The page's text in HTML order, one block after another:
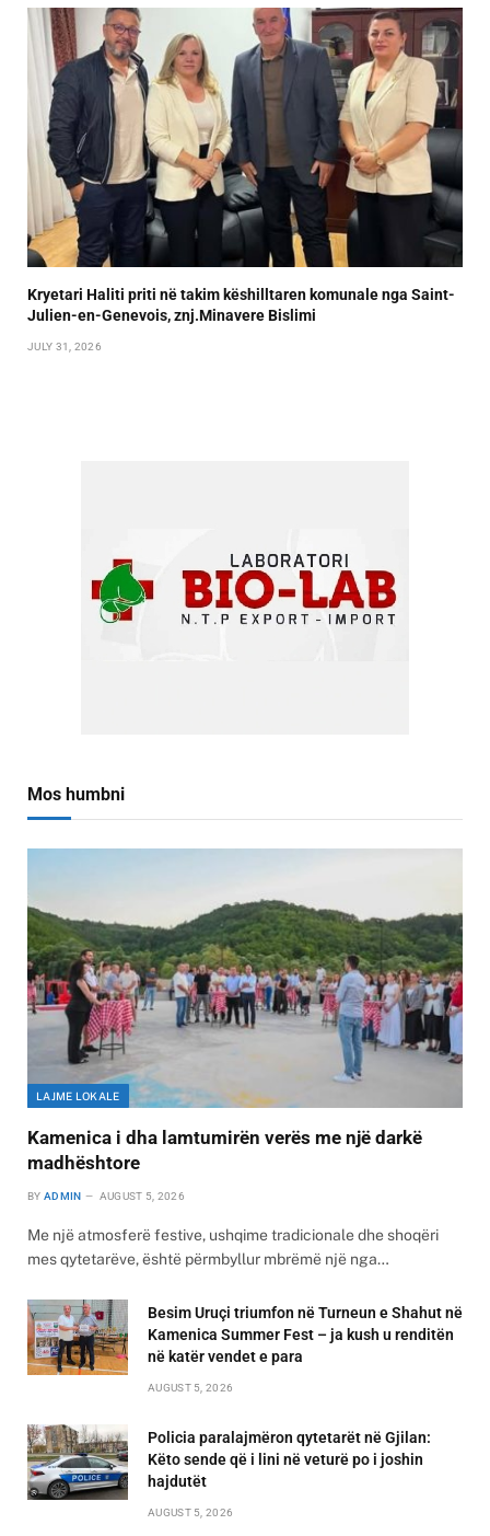
Kryetari Haliti priti në takim këshilltaren komunale nga Saint-
Julien-en-Genevois, znj.Minavere Bislimi
JULY 31, 2026
Mos humbni
LAJME LOKALE
Kamenica i dha lamtumirën verës me një darkë
madhështore
BY ADMIN AUGUST 5, 2026
Me një atmosferë festive, ushqime tradicionale dhe shoqëri
mes qytetarëve, është përmbyllur mbrëmë një nga…
Besim Uruçi triumfon në Turneun e Shahut në
Kamenica Summer Fest – ja kush u renditën
në katër vendet e para
AUGUST 5, 2026
Policia paralajmëron qytetarët në Gjilan:
Këto sende që i lini në veturë po i joshin
hajdutët
AUGUST 5, 2026